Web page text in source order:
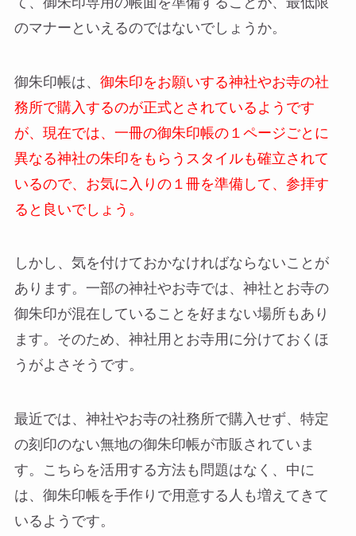
のマナーといえるのではないでしょうか。
御朱印帳は、 御朱印をお願いする神社やお寺の社
務所で購入するのが正式とされているようです
が、現在では、一冊の御朱印帳の１ページごとに
異なる神社の朱印をもらうスタイルも確立されて
いるので、お気に入りの１冊を準備して、参拝す
ると良いでしょう。
しかし、気を付けておかなければならないことが
あります。一部の神社やお寺では、神社とお寺の
御朱印が混在していることを好まない場所もあり
ます。そのため、神社用とお寺用に分けておくほ
うがよさそうです。
最近では、神社やお寺の社務所で購入せず、特定
の刻印のない無地の御朱印帳が市販されていま
す。こちらを活用する方法も問題はなく、中に
は、御朱印帳を手作りで用意する人も増えてきて
いるようです。